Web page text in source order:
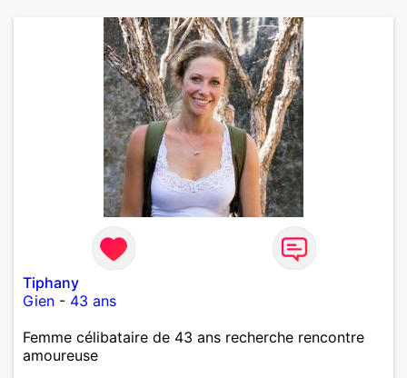
Tiphany
Gien - 43 ans
Femme célibataire de 43 ans recherche rencontre
amoureuse